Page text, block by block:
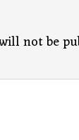
not be